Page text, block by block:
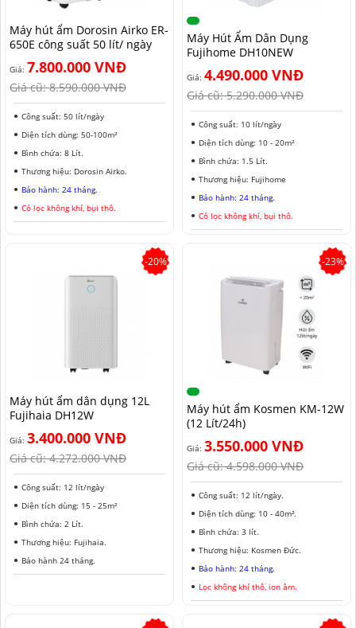
MÁY HÚT ẨM ROTOR
MÁY HÚT ẨM HARISON
MÁY HÚT ẨM AIRKO
MÁY HÚT ẨM FUJIHAIA
MÁY HÚT ẨM SHARP
MÁY HÚT ẨM EDISON
MÁY LỌC KHÔNG KHÍ LG
MÁY LỌC KHÔNG KHÍ FUJIE
MÁY LỌC KHÔNG KHÍ COWAY
MÁY LỌC KHÔNG KHÍ HITACHI
MÁY LỌC KHÔNG KHÍ PANASONIC
MÁY LỌC KHÔNG KHÍ Ô TÔ
MÁY HÚT ẨM ROTOR
MÁY HÚT ẨM HARISON
MÁY HÚT ẨM AIRKO
MÁY HÚT ẨM FUJIHAIA
MÁY HÚT ẨM SHARP
MÁY HÚT ẨM EDISON
TIN TỨC MÁY LẠNH DI ĐỘNG
TIN TỨC TỦ CHỐNG ẨM
THÔNG TIN VỀ ĐỘ ẨM
TIN TỨC QUẠT ĐỐI LƯU
LONG AN
ĐỒNG NAI
BÌNH PHƯỚC
SƠN LA
AN GIANG
ĐỒNG THÁP
KHÁNH HÒA
HƯNG YÊN
NAM ĐỊNH
QUẢNG NAM
HÀ NỘI
ĐỒNG THÁP
KIÊN GIANG
LÂM ĐỒNG
Máy hút ẩm Dorosin Airko ER-
650E công suất 50 lít/ ngày
Giá: 7.800.000 VNĐ
Giá cũ:8.590.000 VNĐ
Công suất: 50 lít/ngày
Diện tích dùng: 50-100m²
Bình chứa: 8 Lít.
Thương hiệu: Dorosin Airko.
Bảo hành: 24 tháng.
Có lọc không khí, bụi thô.
Máy Hút Ẩm Dân Dụng
Fujihome DH10NEW
Giá: 4.490.000 VNĐ
Giá cũ:5.290.000 VNĐ
Công suất: 10 lít/ngày
Diện tích dùng: 10 - 20m²
Bình chứa: 1.5 Lít.
Thương hiệu: Fujihome
Bảo hành: 24 tháng.
Có lọc không khí, bụi thô.
-20%
Máy hút ẩm dân dụng 12L
Fujihaia DH12W
Giá: 3.400.000 VNĐ
Giá cũ:4.272.000 VNĐ
Công suất: 12 lít/ngày
Diện tích dùng: 15 - 25m²
Bình chứa: 2 Lít.
Thương hiệu: Fujihaia.
Bảo hành 24 tháng.
-23%
Máy hút ẩm Kosmen KM-12W
(12 Lít/24h)
Giá: 3.550.000 VNĐ
Giá cũ:4.598.000 VNĐ
Công suất: 12 lít/ngày.
Diện tích dùng: 10 - 40m².
Bình chứa: 3 lít.
Thương hiệu: Kosmen Đức.
Bảo hành: 24 tháng.
Lọc không khí thô, ion âm.